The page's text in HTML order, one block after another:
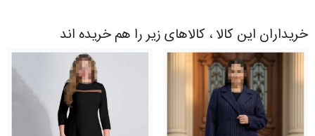
خریداران این کالا ، کالاهای زیر را هم خریده اند